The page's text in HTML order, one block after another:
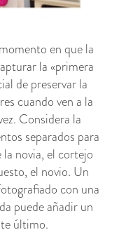
en que la
la «primera
de preservar la
cuando ven a la
Considera la
separados para
novia, el cortejo
el novio. Un
con una
puede añadir un
último.